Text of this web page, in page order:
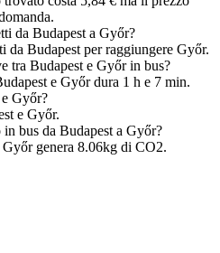
da Budapest a Győr?
da Budapest per raggiungere Győr.
tra Budapest e Győr in bus?
e Győr dura 1 h e 7 min.
Győr?
e Győr.
bus da Budapest a Győr?
genera 8.06kg di CO2.